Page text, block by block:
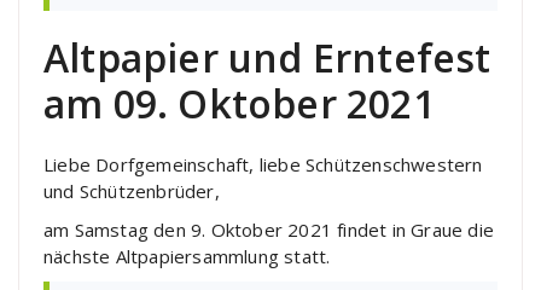
Altpapier und Erntefest
am 09. Oktober 2021
Liebe Dorfgemeinschaft, liebe Schützenschwestern
und Schützenbrüder,
am Samstag den 9. Oktober 2021 findet in Graue die
nächste Altpapiersammlung statt.